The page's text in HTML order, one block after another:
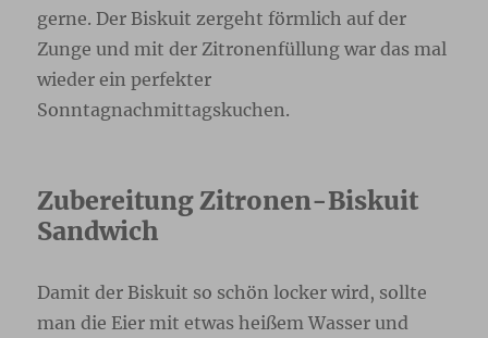
gerne. Der Biskuit zergeht förmlich auf der
Zunge und mit der Zitronenfüllung war das mal
wieder ein perfekter
Sonntagnachmittagskuchen.
Zubereitung Zitronen-Biskuit
Sandwich
Damit der Biskuit so schön locker wird, sollte
man die Eier mit etwas heißem Wasser und